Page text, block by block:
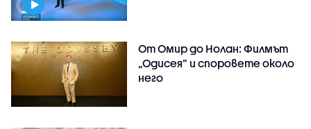
От Омир до Нолан: Филмът
„Одисея” и споровете около
него